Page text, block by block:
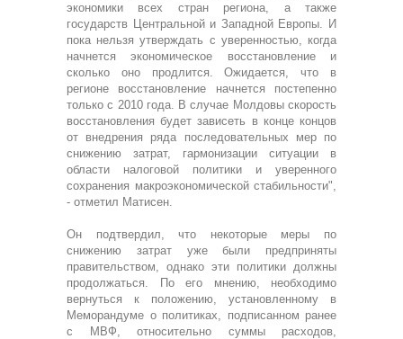
экономики всех стран региона, а также
государств Центральной и Западной Европы. И
пока нельзя утверждать с уверенностью, когда
начнется экономическое восстановление и
сколько оно продлится. Ожидается, что в
регионе восстановление начнется постепенно
только с 2010 года. В случае Молдовы скорость
восстановления будет зависеть в конце концов
от внедрения ряда последовательных мер по
снижению затрат, гармонизации ситуации в
области налоговой политики и уверенного
сохранения макроэкономической стабильности",
- отметил Матисен.
Он подтвердил, что некоторые меры по
снижению затрат уже были предприняты
правительством, однако эти политики должны
продолжаться. По его мнению, необходимо
вернуться к положению, установленному в
Меморандуме о политиках, подписанном ранее
с МВФ, относительно суммы расходов,